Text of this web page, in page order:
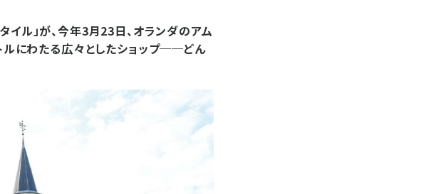
ル」が、今年3月23日、オランダのアム
ルにわたる広々としたショップ──どん